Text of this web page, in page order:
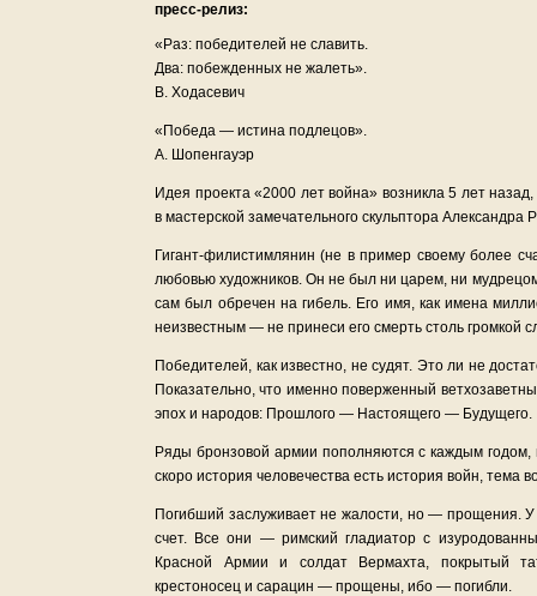
пресс-релиз:
«Раз: победителей не славить.
Два: побежденных не жалеть».
В. Ходасевич
«Победа — истина подлецов».
А. Шопенгауэр
Идея проекта «2000 лет война» возникла 5 лет
в мастерской замечательного скульптора
Гигант-филистимлянин (не в пример своему более
любовью художников. Он не был ни царем, ни
сам был обречен на гибель. Его имя, как имена
неизвестным — не принеси его смерть столь громкой
Победителей, как известно, не судят. Это ли не
Показательно, что именно поверженный
эпох и народов: Прошлого — Настоящего — Будущего.
Ряды бронзовой армии пополняются с каждым годом,
скоро история человечества есть история войн, тема
Погибший заслуживает не жалости, но — прощения.
счет. Все они — римский гладиатор с
Красной Армии и солдат Вермахта, покрытый
крестоносец и сарацин — прощены, ибо — погибли.